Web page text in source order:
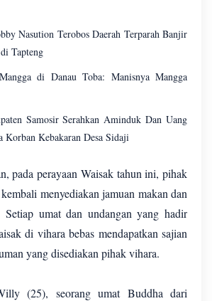
Nasution Terobos Daerah Terparah Banjir
Tapteng
di Danau Toba: Manisnya Mangga
Samosir Serahkan Aminduk Dan Uang
Korban Kebakaran Desa Sidaji
pada perayaan Waisak tahun ini, pihak
menyediakan jamuan makan dan
umat dan undangan yang hadir
di vihara bebas mendapatkan sajian
yang disediakan pihak vihara.
(25), seorang umat Buddha dari